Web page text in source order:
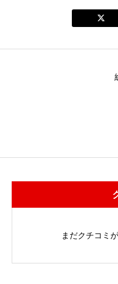

まだクチコミ